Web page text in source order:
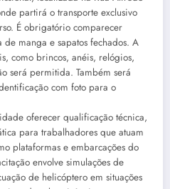
partirá o transporte exclusivo
É obrigatório comparecer
manga e sapatos fechados. A
como brincos, anéis, relógios,
será permitida. Também será
com foto para o
oferecer qualificação técnica,
para trabalhadores que atuam
plataformas e embarcações do
envolve simulações de
de helicóptero em situações